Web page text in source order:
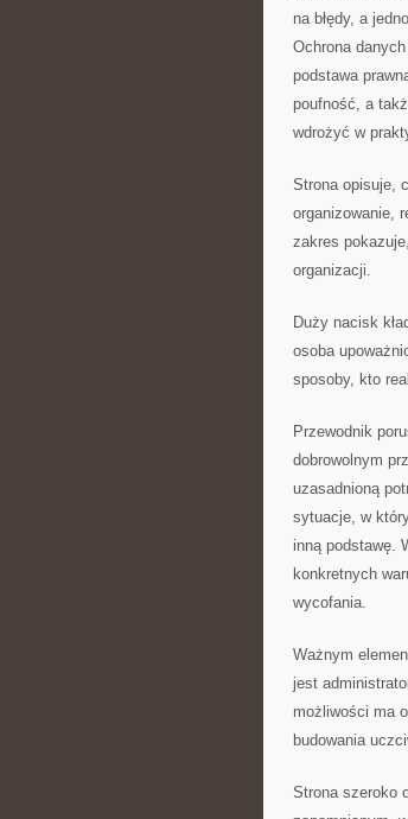
na błędy, a
Ochrona
podstawa
poufność, a
wdrożyć w
Strona opisuje,
organizowanie,
zakres
organizacji.
Duży nacisk
osoba
sposoby, kto
Przewodnik
dobrowolnym
uzasadnioną
sytuacje, w
inną podstawę.
konkretnych
wycofania.
Ważnym
jest
możliwości ma
budowania
Strona szeroko